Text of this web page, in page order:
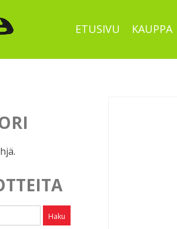
ETUSIVU KAUPPA
Haku